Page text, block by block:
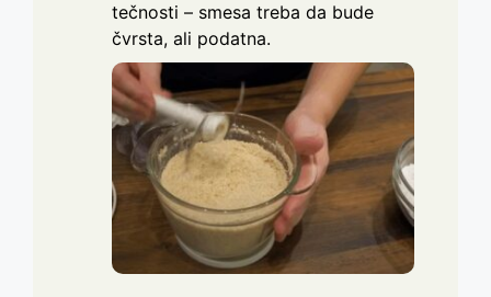
tečnosti – smesa treba da bude
čvrsta, ali podatna.